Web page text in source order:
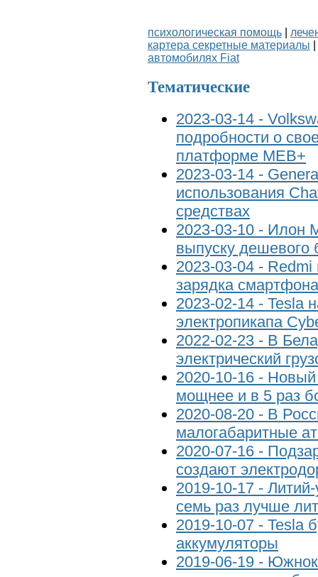
психологическая помощь
картера секретные материалы
автомобилях Fiat
Тематические
2023-03-14 -
подробности о
платформе MEB+
2023-03-14 -
использования
средствах
2023-03-10 - Илон
выпуску дешевого
2023-03-04 -
зарядка
2023-02-14 - Tesla
электропикапа
2022-02-23 - В
электрический
2020-10-16 - Новый
мощнее и в 5 раз
2020-08-20 - В
малогабаритные
2020-07-16 -
создают
2019-10-17 -
семь раз лучше
2019-10-07 - Tesla
аккумуляторы
2019-06-19 -